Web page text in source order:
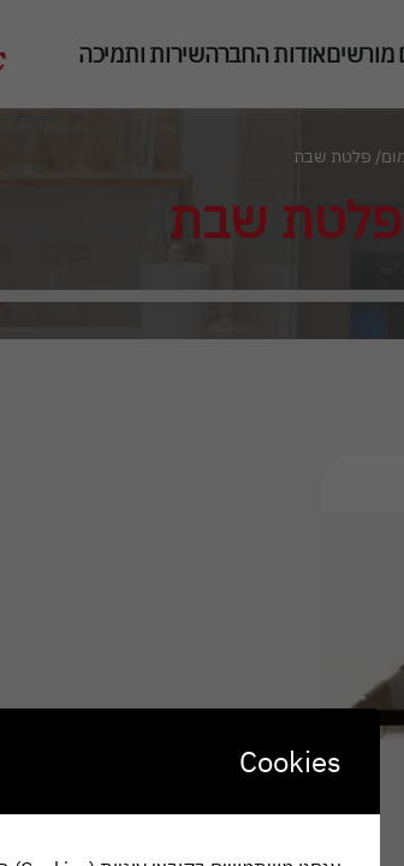
מורשיםאודות החברהשירות ותמיכה
פלטת שבת
שבת
Cookies